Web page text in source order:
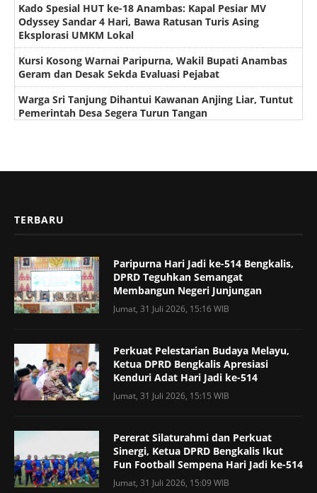
Kado Spesial HUT ke-18 Anambas: Kapal Pesiar MV
Odyssey Sandar 4 Hari, Bawa Ratusan Turis Asing
Eksplorasi UMKM Lokal
Kursi Kosong Warnai Paripurna, Wakil Bupati Anambas
Geram dan Desak Sekda Evaluasi Pejabat
Warga Sri Tanjung Dihantui Kawanan Anjing Liar, Tuntut
Pemerintah Desa Segera Turun Tangan
TERBARU
Paripurna Hari Jadi ke-514 Bengkalis,
DPRD Teguhkan Semangat
Membangun Negeri Junjungan
Jumat, 31 Juli 2026, 15:16 WIB
Perkuat Pelestarian Budaya Melayu,
Ketua DPRD Bengkalis Apresiasi
Kenduri Adat Hari Jadi ke-514
Jumat, 31 Juli 2026, 15:15 WIB
Pererat Silaturahmi dan Perkuat
Sinergi, Ketua DPRD Bengkalis Ikut
Fun Football Sempena Hari Jadi ke-514
Jumat, 31 Juli 2026, 15:09 WIB